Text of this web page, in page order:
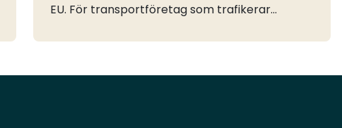
EU. För transportföretag som trafikerar
betydligt längre väntetider om man inte